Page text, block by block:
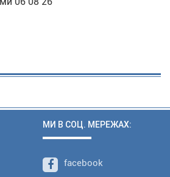
МИ В СОЦ. МЕРЕЖАХ:
facebook